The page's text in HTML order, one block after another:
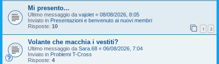
Mi presento...
Ultimo messaggio da vajolet « 08/08/2026, 8:05
Inviato in Presentazioni e benvenuto ai nuovi membri
Risposte: 10 1 2
Volante che macchia i vestiti?
Ultimo messaggio da Sara.68 « 06/08/2026, 7:04
Inviato in Problemi T-Cross
Risposte: 4